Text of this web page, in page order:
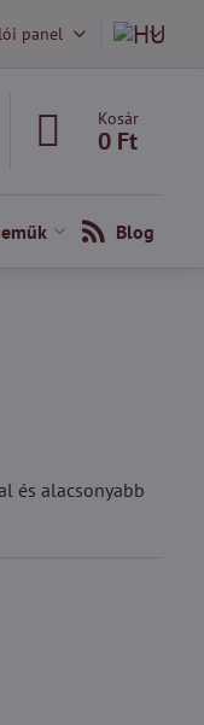
panel
Kosár
0 Ft
Blog
és alacsonyabb